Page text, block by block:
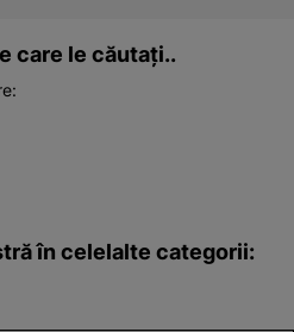
care le căutați..
în celelalte categorii: